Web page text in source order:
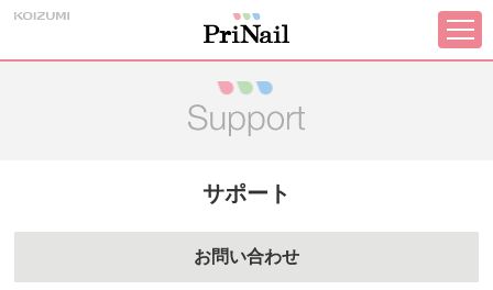
サポート
お問い合わせ